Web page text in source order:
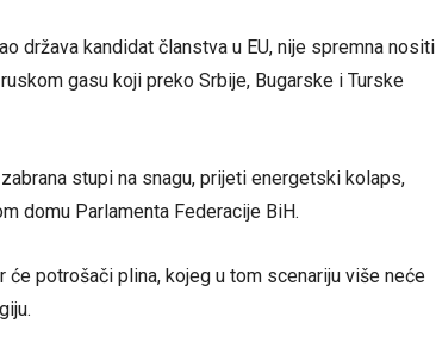
država kandidat članstva u EU, nije spremna nositi
gasu koji preko Srbije, Bugarske i Turske
stupi na snagu, prijeti energetski kolaps,
domu Parlamenta Federacije BiH.
potrošači plina, kojeg u tom scenariju više neće